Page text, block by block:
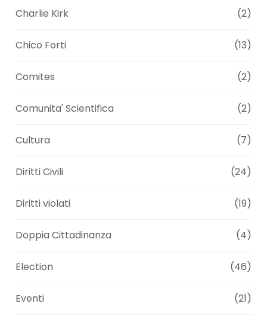
Charlie Kirk (2)
Chico Forti (13)
Comites (2)
Comunita' Scientifica (2)
Cultura (7)
Diritti Civili (24)
Diritti violati (19)
Doppia Cittadinanza (4)
Election (46)
Eventi (21)